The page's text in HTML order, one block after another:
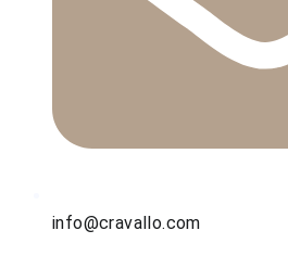
info@cravallo.com